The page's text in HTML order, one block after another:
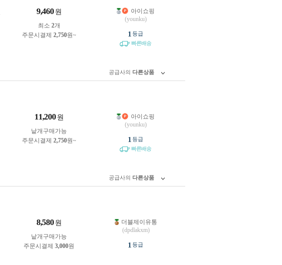
9,460 원
최소 2개
주문시결제 2,750원~
아이쇼핑
(younku)
1 등급
빠른배송
공급사의 다른상품
11,200 원
낱개구매가능
주문시결제 2,750원~
아이쇼핑
(younku)
1 등급
빠른배송
공급사의 다른상품
8,580 원
낱개구매가능
주문시결제 3,000원
더블제이유통
(dpdlakxm)
1 등급